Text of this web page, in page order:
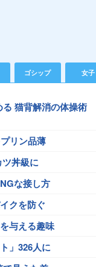
ゴシップ 女子
る 猫背解消の体操術
リン品薄
丼級に
な接し方
クを防ぐ
与える趣味
」326人に